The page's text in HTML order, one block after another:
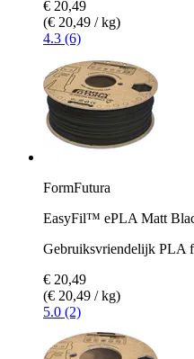
€ 20,49
(€ 20,49 / kg)
4.3 (6)
FormFutura
EasyFil™ ePLA Matt
Gebruiksvriendelijk PLA
€ 20,49
(€ 20,49 / kg)
5.0 (2)